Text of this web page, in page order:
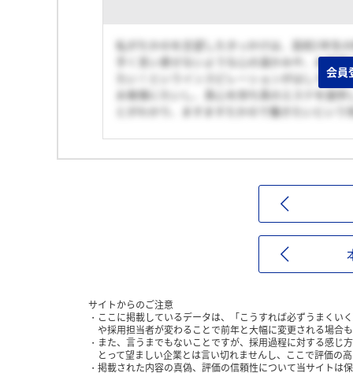
私がたかのを志望したきっかけは、高校1年生
手く言い表せないような心の温かみや、お客
たい！というインスピレーションがはしりま
お客様にたいし、真心を持ち真のエステを提
とがわかり、ますますたかので働きたいとい
会員
サイトからのご注意
ここに掲載しているデータは、「こうすれば必ずうまくい
や採用担当者が変わることで前年と大幅に変更される場合
また、言うまでもないことですが、採用過程に対する感じ
とって望ましい企業とは言い切れませんし、ここで評価の
掲載された内容の真偽、評価の信頼性について当サイトは